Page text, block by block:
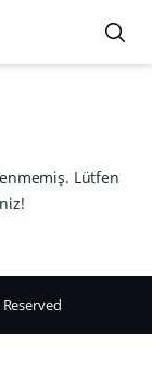
Lütfen